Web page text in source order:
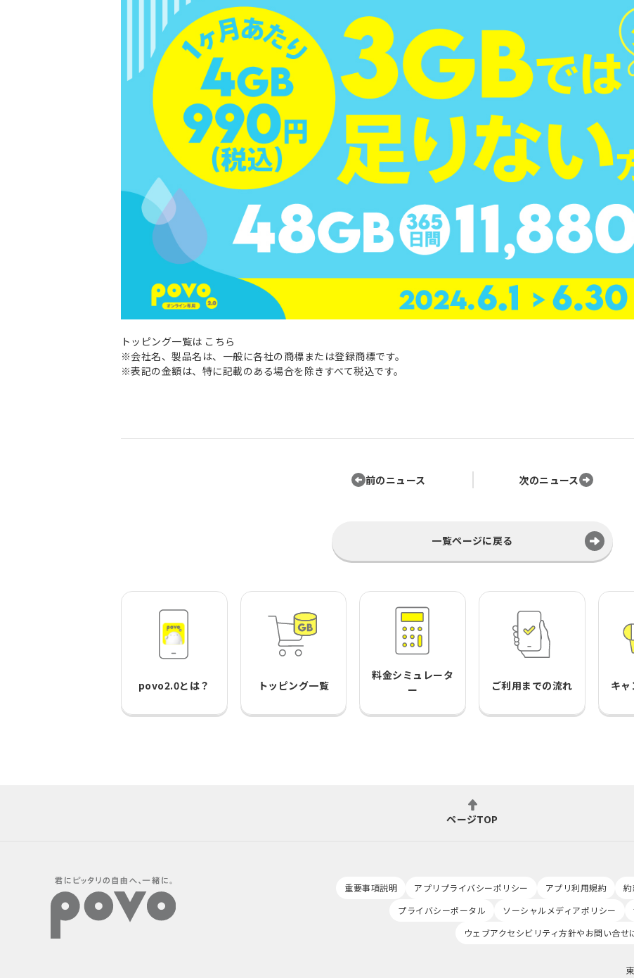
トッピング一覧は こちら
※会社名、製品名は、一般に各社の商標または登録商標です。
※表記の金額は、特に記載のある場合を除きすべて税込です。
前のニュース 次のニュース
一覧ページに戻る
povo2.0とは？ トッピング一覧
料金シミュレータ
ー
ご利用までの流れ キャ
ページTOP
重要事項説明 アプリプライバシーポリシー アプリ利用規約
プライバシーポータル
ソーシャルメディアポリシー
ウェブアクセシビリティ方針やお問い合せ